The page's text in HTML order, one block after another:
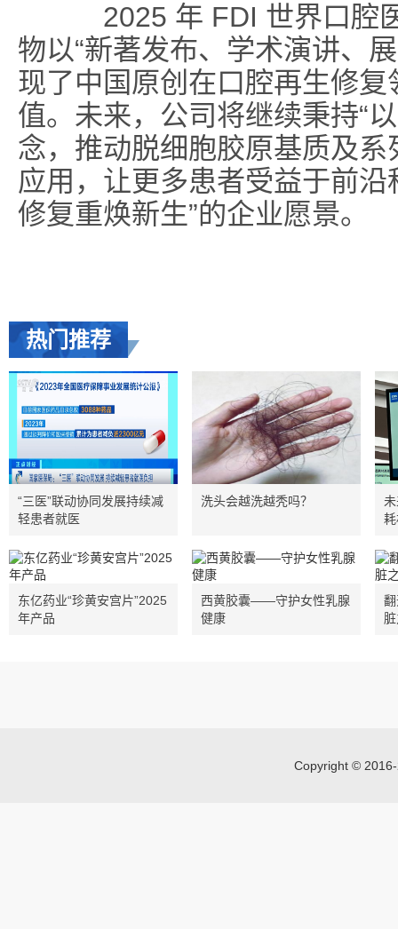
2025 年 FDI 世界口腔
物以“新著发布、 学术演讲、
现了中国原创在口腔再生修
值。未来，公司将继续秉持“
念，推动脱细胞胶原基质及
应用，让更多患者受益于前
修复重焕新生”的企业愿景。
热门推荐
“三医”联动协同发展持续减
轻患者就医
洗头会越洗越秃吗？
东亿药业“珍黄安宫片”2025
年产品
西黄胶囊——守护女性乳腺
健康
Copyright ©